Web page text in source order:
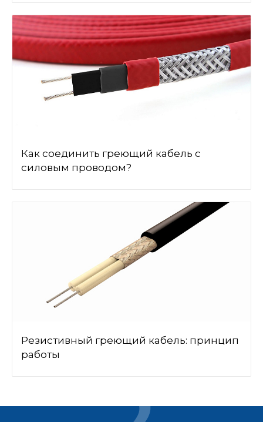
Как соединить греющий кабель с
силовым проводом?
Резистивный греющий кабель: принцип
работы